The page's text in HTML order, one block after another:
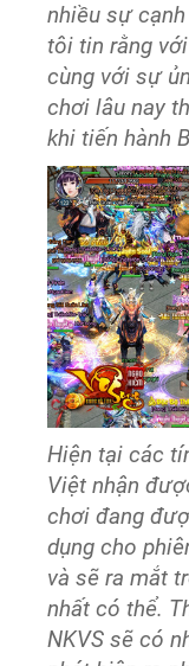
nhiều sự
tôi tin rằng
cùng với sự
chơi lâu nay
khi tiến hành
Hiện tại các
Việt nhận
chơi đang
dụng cho
và sẽ ra mắt
nhất có thể.
NKVS sẽ có